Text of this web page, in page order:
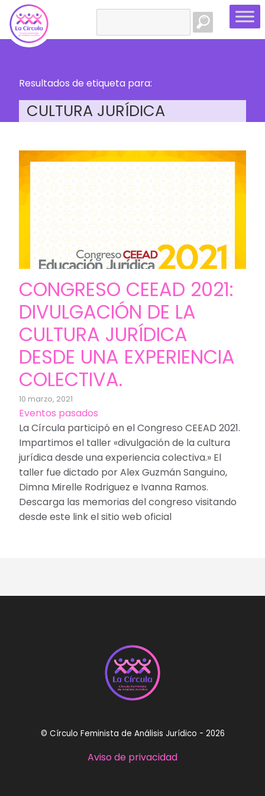
Resultados de etiqueta para:
CULTURA JURÍDICA
CONGRESO CEEAD 2021:
DIVULGACIÓN DE LA
CULTURA JURÍDICA
DESDE UNA EXPERIENCIA
COLECTIVA.
10 marzo, 2021
Eventos pasados
La Círcula participó en el Congreso CEEAD 2021.
Impartimos el taller «divulgación de la cultura
jurídica desde una experiencia colectiva.» El
taller fue dictado por Alex Guzmán Sanguino,
Dimna Mirelle Rodriguez e Ivanna Ramos.
Descarga las memorias del congreso visitando
desde este link el sitio web oficial
© Círculo Feminista de Análisis Jurídico - 2026
Aviso de privacidad